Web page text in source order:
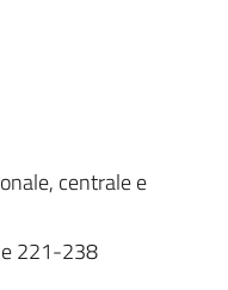
centrale e
221-238